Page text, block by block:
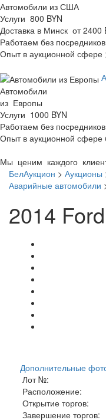
Автомобили из США
Услуги 800 BYN
Доставка в Минск от 2400
Работаем без посредников
Опыт в аукционной сфере
Автомобили
из Европы
Услуги 1000 BYN
Работаем без посредников
Опыт в аукционной сфере
Мы ценим каждого
БелАукцион > Аукционы
Аварийные автомобили
2014
Дополнительные
Лот №:
Расположение:
Открытие торгов:
Завершение торгов: